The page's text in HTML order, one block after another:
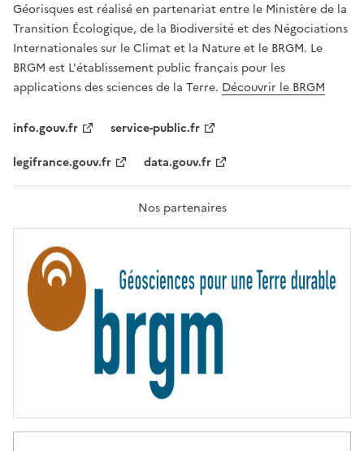
T
É
,
É
G
A
L
F
A
T
R
T
É
Géorisques est réalisé en partenariat entre le Ministère de la
Transition Écologique, de la Biodiversité et des Négociations
Internationales sur le Climat et la Nature et le BRGM. Le
BRGM est L'établissement public français pour les
applications des sciences de la Terre. Découvrir le BRGM
info.gouv.fr
service-public.fr
legifrance.gouv.fr
data.gouv.fr
Nos partenaires